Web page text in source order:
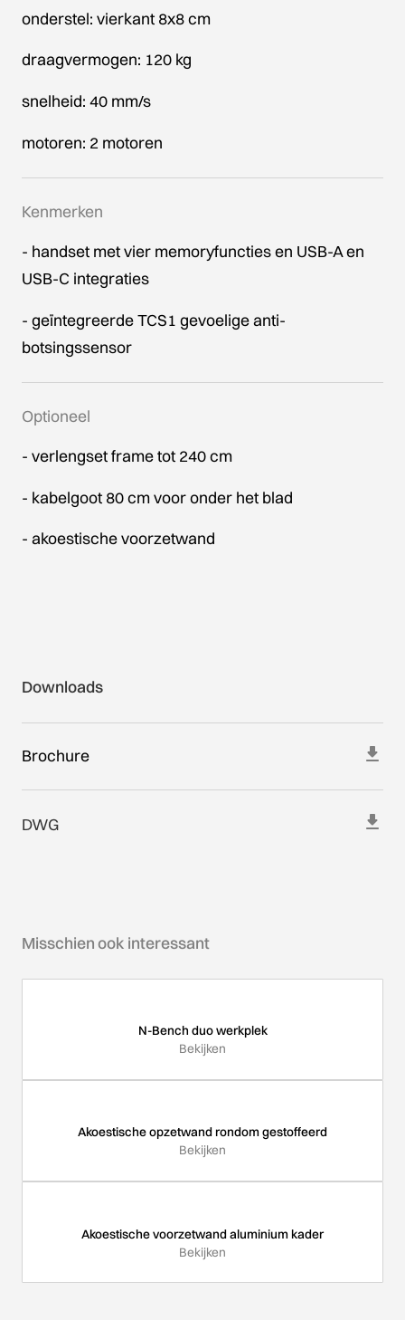
onderstel: vierkant 8x8 cm
draagvermogen: 120 kg
snelheid: 40 mm/s
motoren: 2 motoren
Kenmerken
- handset met vier memoryfuncties en USB-A en
USB-C integraties
- geïntegreerde TCS1 gevoelige anti-
botsingssensor
Optioneel
- verlengset frame tot 240 cm
- kabelgoot 80 cm voor onder het blad
- akoestische voorzetwand
Downloads
Brochure
DWG
Misschien ook interessant
N-Bench duo werkplek
Bekijken
Akoestische opzetwand rondom gestoffeerd
Bekijken
Akoestische voorzetwand aluminium kader
Bekijken